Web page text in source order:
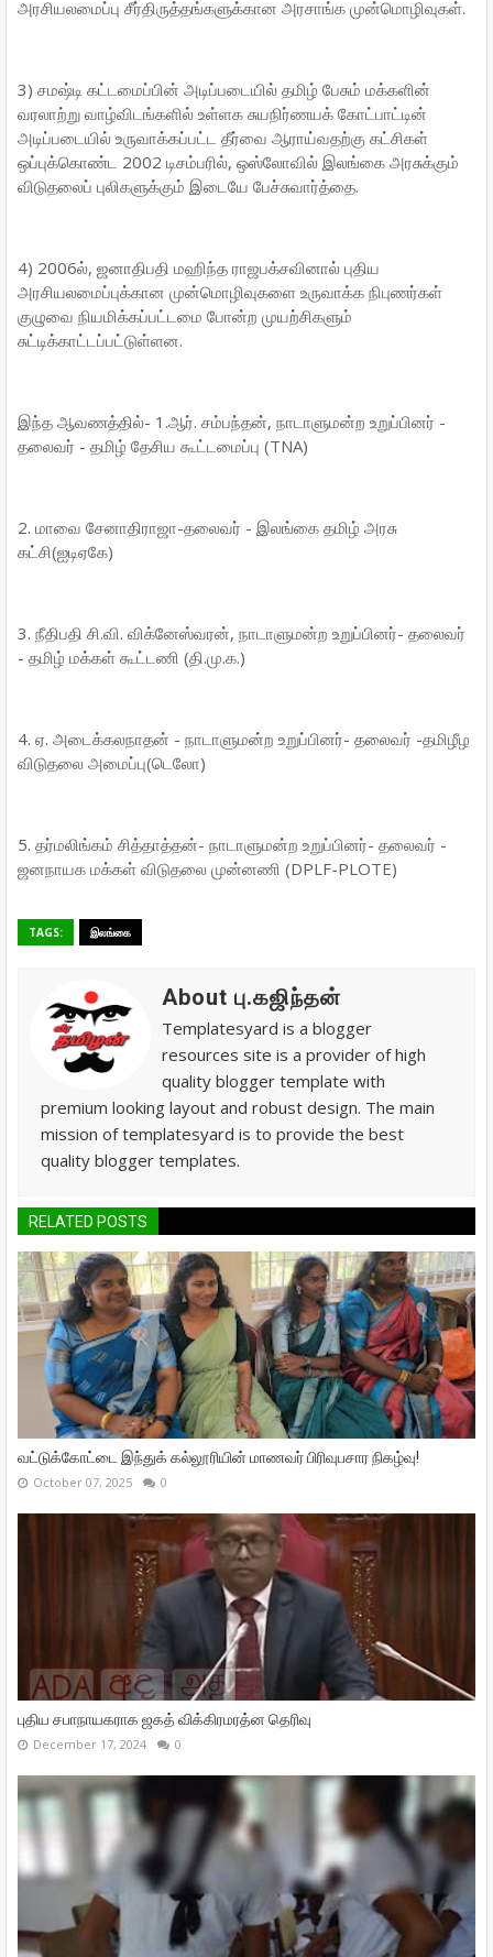
அரசியலமைப்பு சீர்திருத்தங்களுக்கான அரசாங்க முன்மொழிவுகள்.
3) சமஷ்டி கட்டமைப்பின் அடிப்படையில் தமிழ் பேசும் மக்களின்
வரலாற்று வாழ்விடங்களில் உள்ளக சுயநிர்ணயக் கோட்பாட்டின்
அடிப்படையில் உருவாக்கப்பட்ட தீர்வை ஆராய்வதற்கு கட்சிகள்
ஒப்புக்கொண்ட 2002 டிசம்பரில், ஒஸ்லோவில் இலங்கை அரசுக்கும்
விடுதலைப் புலிகளுக்கும் இடையே பேச்சுவார்த்தை.
4) 2006ல், ஜனாதிபதி மஹிந்த ராஜபக்சவினால் புதிய
அரசியலமைப்புக்கான முன்மொழிவுகளை உருவாக்க நிபுணர்கள்
குழுவை நியமிக்கப்பட்டமை போன்ற முயற்சிகளும்
சுட்டிக்காட்டப்பட்டுள்ளன.
இந்த ஆவணத்தில்- 1.ஆர். சம்பந்தன், நாடாளுமன்ற உறுப்பினர் -
தலைவர் - தமிழ் தேசிய கூட்டமைப்பு (TNA)
2. மாவை சேனாதிராஜா-தலைவர் - இலங்கை தமிழ் அரசு
கட்சி(ஐடிஏகே)
3. நீதிபதி சி.வி. விக்னேஸ்வரன், நாடாளுமன்ற உறுப்பினர்- தலைவர்
- தமிழ் மக்கள் கூட்டணி (தி.மு.க.)
4. ஏ. அடைக்கலநாதன் - நாடாளுமன்ற உறுப்பினர்- தலைவர் -தமிழீழ
விடுதலை அமைப்பு(டெலோ)
5. தர்மலிங்கம் சித்தாத்தன்- நாடாளுமன்ற உறுப்பினர்- தலைவர் -
ஜனநாயக மக்கள் விடுதலை முன்னணி (DPLF-PLOTE)
TAGS: இலங்கை
About பு.கஜிந்தன்
Templatesyard is a blogger
resources site is a provider of high
quality blogger template with
premium looking layout and robust design. The main
mission of templatesyard is to provide the best
quality blogger templates.
RELATED POSTS
வட்டுக்கோட்டை இந்துக் கல்லூரியின் மாணவர் பிரிவுபசார நிகழ்வு!
October 07, 2025 0
புதிய சபாநாயகராக ஜகத் விக்கிரமரத்ன தெரிவு
December 17, 2024 0